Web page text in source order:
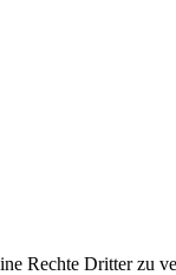
Rechte Dritter zu